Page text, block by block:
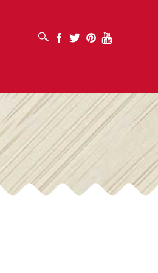
OUVRIR LA BOÎTE DE RECHERCHE
Facebook
Twitter PinterestYoutube